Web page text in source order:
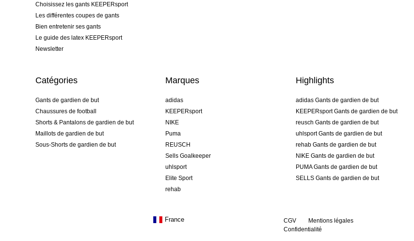
Choisissez les gants KEEPERsport
Les différentes coupes de gants
Bien entretenir ses gants
Le guide des latex KEEPERsport
Newsletter
Catégories
Gants de gardien de but
Chaussures de football
Shorts & Pantalons de gardien de but
Maillots de gardien de but
Sous-Shorts de gardien de but
Marques
adidas
KEEPERsport
NIKE
Puma
REUSCH
Sells Goalkeeper
uhlsport
Elite Sport
rehab
Highlights
adidas Gants de gardien de but
KEEPERsport Gants de gardien de but
reusch Gants de gardien de but
uhlsport Gants de gardien de but
rehab Gants de gardien de but
NIKE Gants de gardien de but
PUMA Gants de gardien de but
SELLS Gants de gardien de but
CGV
Mentions légales
Confidentialité
France